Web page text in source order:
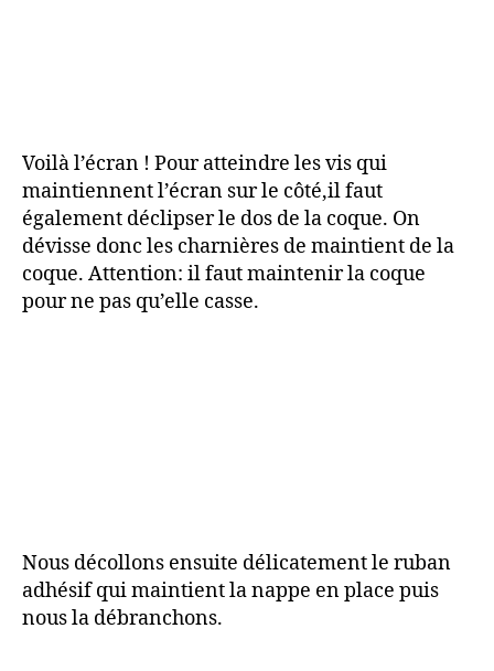
Voilà l’écran ! Pour atteindre les vis qui
maintiennent l’écran sur le côté,il faut
également déclipser le dos de la coque. On
dévisse donc les charnières de maintient de la
coque. Attention: il faut maintenir la coque
pour ne pas qu’elle casse.
Nous décollons ensuite délicatement le ruban
adhésif qui maintient la nappe en place puis
nous la débranchons.